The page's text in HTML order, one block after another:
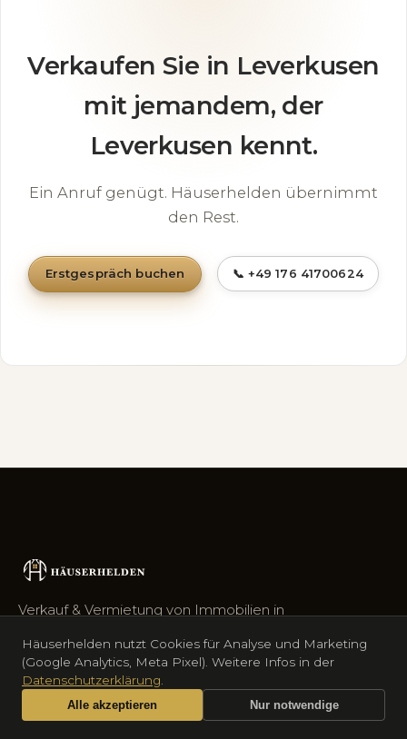
Verkaufen Sie in Leverkusen
mit jemandem, der
Leverkusen kennt.
Ein Anruf genügt. Häuserhelden übernimmt
den Rest.
Erstgespräch buchen 📞 +49 176 41700624
Verkauf & Vermietung von Immobilien in
Kreis Neuss. Häuserhelden übernimmt alles:
Bewertung, Vermarktung, Abwicklung.
+49 176 41700624
Häuserhelden nutzt Cookies für Analyse und Marketing
(Google Analytics, Meta Pixel). Weitere Infos in der
Datenschutzerklärung.
Alle akzeptieren Nur notwendige